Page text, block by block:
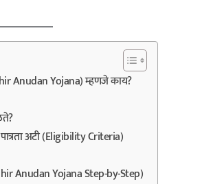
Anudan Yojana) म्हणजे काय?
अटी (Eligibility Criteria)
Anudan Yojana Step-by-Step)